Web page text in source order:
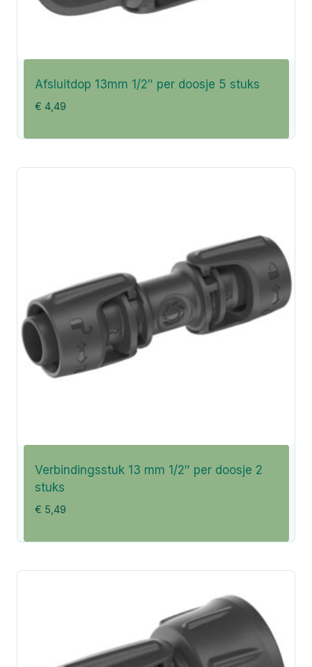
Afsluitdop 13mm 1/2″ per doosje 5 stuks
€ 4,49
Verbindingsstuk 13 mm 1/2″ per doosje 2
stuks
€ 5,49